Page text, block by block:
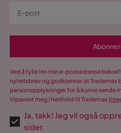
Ved å fylle inn min e-postadresse
nyhetsbrev og godkjenner at Trademax
personopplysninger for å kunne sende
tilpasset meg i henhold til Trademax
Ja, takk! Jeg vil også
sider.